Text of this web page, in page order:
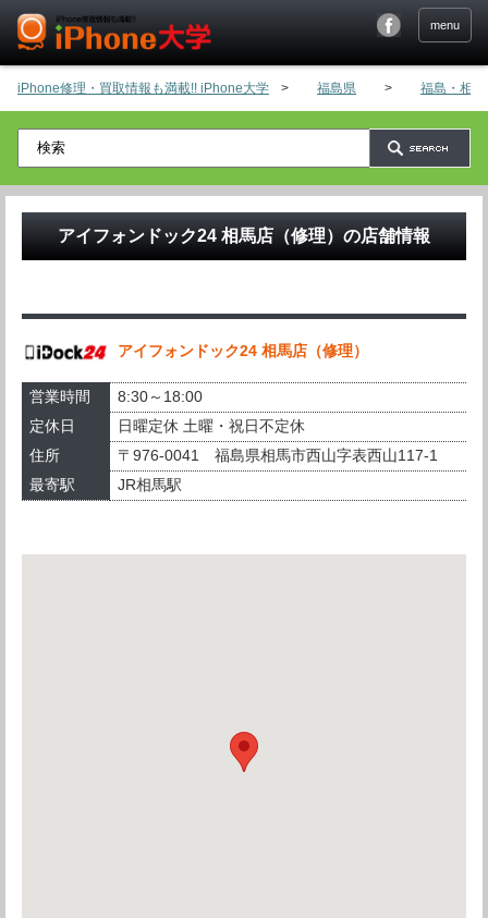
menu
iPhone修理・買取情報も満載!! iPhone大学 > 福島県 > 福島・相馬
アイフォンドック24 相馬店（修理） の店舗情報
アイフォンドック24 相馬店（修理）
営業時間
8:30～18:00
定休日
日曜定休 土曜・祝日不定休
住所
〒976-0041 福島県相馬市西山字表西山117-1
最寄駅
JR相馬駅